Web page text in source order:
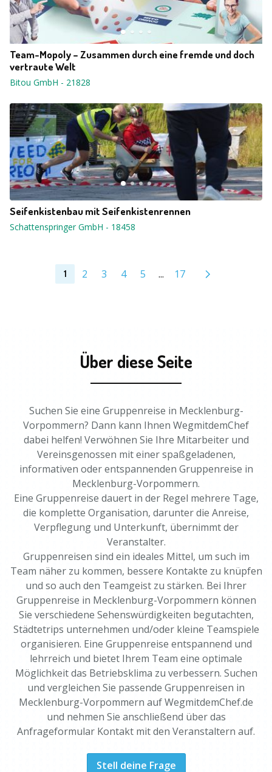
Team-Mopoly – Zusammen durch eine fremde und doch
vertraute Welt
Bitou GmbH - 21828
Seifenkistenbau mit Seifenkistenrennen
Schattenspringer GmbH - 18458
1 2 3 4 5 ... 17
Über diese Seite
Suchen Sie eine Gruppenreise in Mecklenburg-
Vorpommern? Dann kann Ihnen WegmitdemChef
dabei helfen! Verwöhnen Sie Ihre Mitarbeiter und
Vereinsgenossen mit einer spaßgeladenen,
informativen oder entspannenden Gruppenreise in
Mecklenburg-Vorpommern.
Eine Gruppenreise dauert in der Regel mehrere Tage,
die komplette Organisation, darunter die Anreise,
Verpflegung und Unterkunft, übernimmt der
Veranstalter.
Gruppenreisen sind ein ideales Mittel, um such im
Team näher zu kommen, bessere Kontakte zu knüpfen
und so auch den Teamgeist zu stärken. Bei Ihrer
Gruppenreise in Mecklenburg-Vorpommern können
Sie verschiedene Sehenswürdigkeiten begutachten,
Städtetrips unternehmen und/oder kleine Teamspiele
organisieren. Eine Gruppenreise entspannend und
lehrreich und bietet Ihrem Team eine optimale
Möglichkeit das Betriebsklima zu verbessern. Suchen
und vergleichen Sie passende Gruppenreisen in
Mecklenburg-Vorpommern auf WegmitdemChef.de
und nehmen Sie anschließend über das
Anfrageformular Kontakt mit den Veranstaltern auf.
Stell deine Frage